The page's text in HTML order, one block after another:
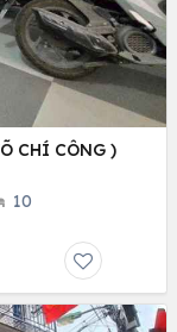
CHÍ CÔNG )
10